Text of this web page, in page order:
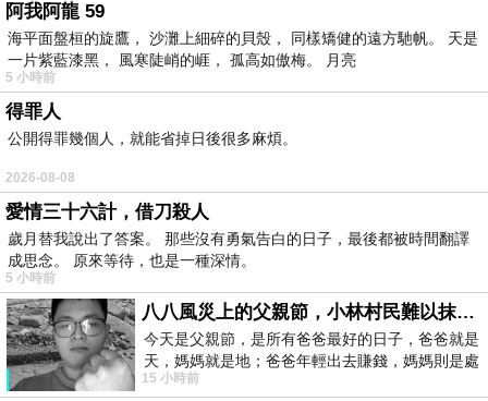
前幾天在逛街的時候看到
棉被套床包四件組(單人)(時尚米蘭-象牙白)覺得很心動而
且正打算買【MILTON】城市印象VOL.II-純棉被套床包四
件組(單人)(時尚米蘭-象牙白)
但是我想【MILTON】城市印象VOL.II-純棉被套床包四件
組(單人)(時尚米蘭-象牙白)
【MILTON】城市印象VOL.II-純棉被套床包四件組(單人)
(時尚米蘭-象牙白)而且24小時都能買，上網慢慢挑選，不
用等店家開門也不用看店員臉色
各大網路購物網為求有好業績都無所不用其極。因為momo
阿我阿龍 59
海平面盤桓的旋鷹， 沙灘上細碎的貝殼， 同樣矯健的遠方馳帆。 天是
一片紫藍漆黑， 風寒陡峭的崕， 孤高如傲梅。 月亮
5 小時前
得罪人
公開得罪幾個人，就能省掉日後很多麻煩。
2026-08-08
愛情三十六計，借刀殺人
歲月替我說出了答案。 那些沒有勇氣告白的日子，最後都被時間翻譯
成思念。 原來等待，也是一種深情。
5 小時前
八八風災上的父親節，小林村民難以抹滅的痛
今天是父親節，是所有爸爸最好的日子，爸爸就是
天，媽媽就是地；爸爸年輕出去賺錢，媽媽則是處
理家務，職業不分高低貴賤，只有人品才
15 小時前